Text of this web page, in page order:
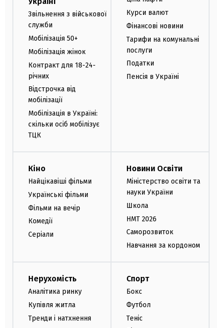
Звільнення з військової
служби
Мобілізація 50+
Мобілізація жінок
Контракт для 18-24-
річних
Відстрочка від
мобілізації
Мобілізація в Україні:
скільки осіб мобілізує
ТЦК
Курси валют
Фінансові новини
Тарифи на комунальні
послуги
Податки
Пенсія в Україні
Кіно
Найцікавіші фільми
Українські фільми
Фільми на вечір
Комедії
Серіали
Новини Освіти
Міністерство освіти та
науки України
Школа
НМТ 2026
Саморозвиток
Навчання за кордоном
Нерухомість
Аналітика ринку
Купівля житла
Тренди і натхнення
Спорт
Бокс
Футбол
Теніс